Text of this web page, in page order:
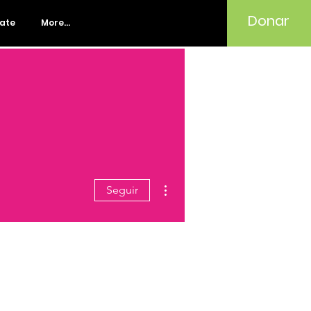
More... Donar
Seguir